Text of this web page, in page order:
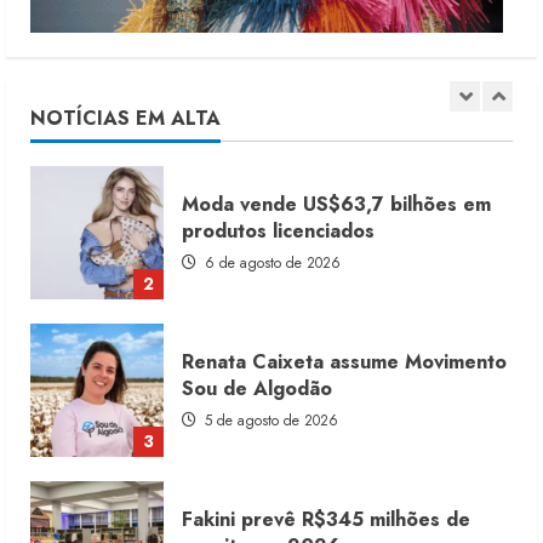
NOTÍCIAS EM ALTA
2
6 de agosto de 2026
3
Renata Caixeta assume Movimento
Sou de Algodão
5 de agosto de 2026
4
Fakini prevê R$345 milhões de
receita em 2026
4 de agosto de 2026
Projeto testa passaporte digital na